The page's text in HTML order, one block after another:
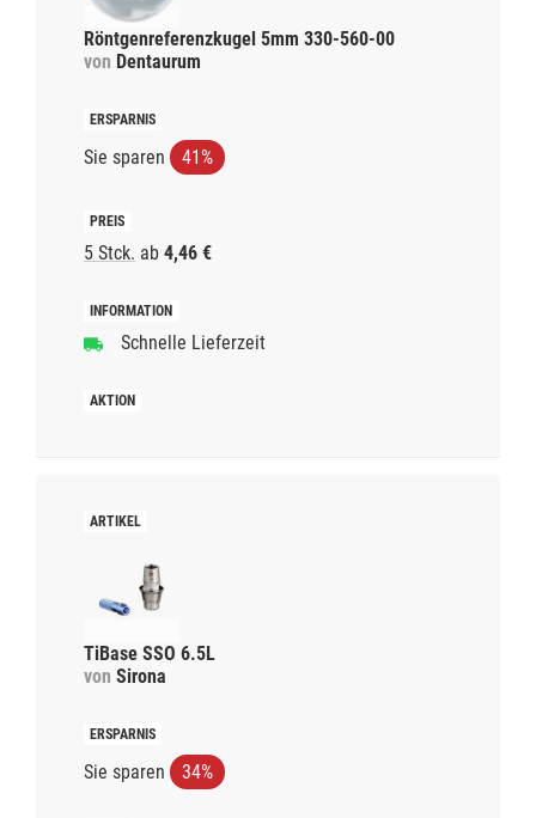
Röntgenreferenzkugel 5mm 330-560-00
von Dentaurum
Sie sparen 41%
5 Stck. ab 4,46 €
Schnelle Lieferzeit
TiBase SSO 6.5L
von Sirona
Sie sparen 34%